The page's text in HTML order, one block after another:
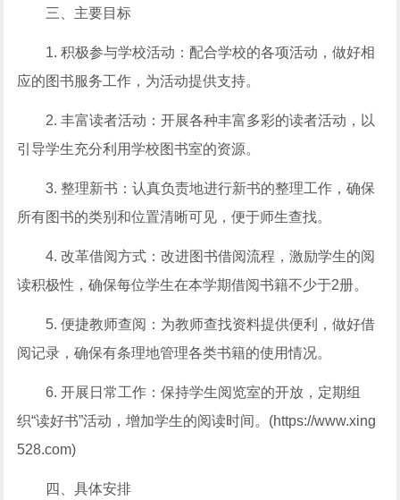
三、主要目标
1. 积极参与学校活动：配合学校的各项活动，做好相
应的图书服务工作，为活动提供支持。
2. 丰富读者活动：开展各种丰富多彩的读者活动，以
引导学生充分利用学校图书室的资源。
3. 整理新书：认真负责地进行新书的整理工作，确保
所有图书的类别和位置清晰可见，便于师生查找。
4. 改革借阅方式：改进图书借阅流程，激励学生的阅
读积极性，确保每位学生在本学期借阅书籍不少于2册。
5. 便捷教师查阅：为教师查找资料提供便利，做好借
阅记录，确保有条理地管理各类书籍的使用情况。
6. 开展日常工作：保持学生阅览室的开放，定期组
织“读好书”活动，增加学生的阅读时间。(https://www.xing
528.com)
四、具体安排